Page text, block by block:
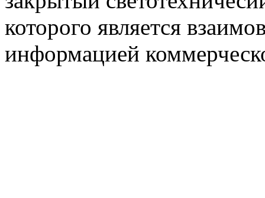
которого является
информацией